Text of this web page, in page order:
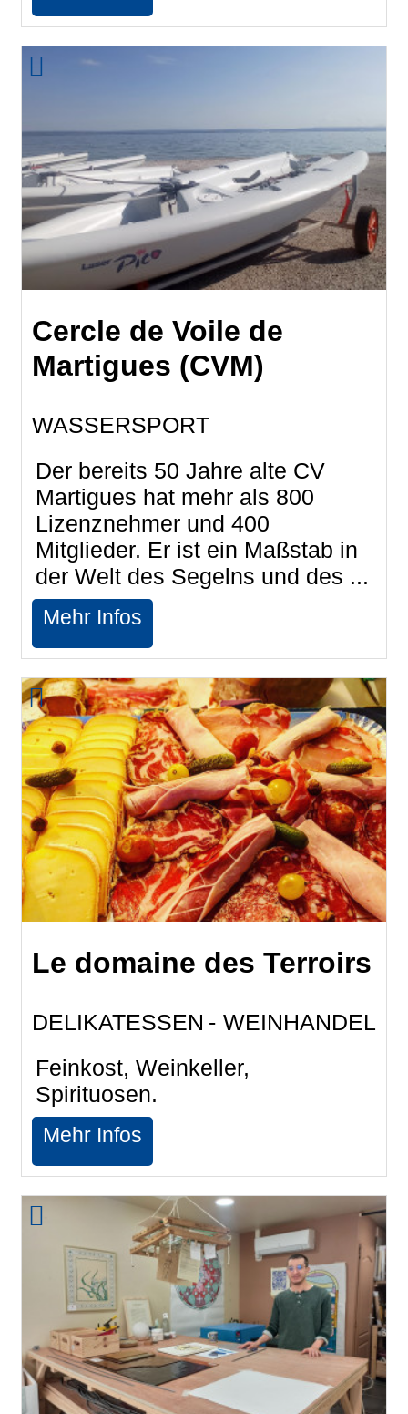
Cercle de Voile de
Martigues (CVM)
WASSERSPORT
Der bereits 50 Jahre alte CV
Martigues hat mehr als 800
Lizenznehmer und 400
Mitglieder. Er ist ein Maßstab in
der Welt des Segelns und des ...
Mehr Infos
Le domaine des Terroirs
DELIKATESSEN
WEINHANDEL
Feinkost, Weinkeller,
Spirituosen.
Mehr Infos